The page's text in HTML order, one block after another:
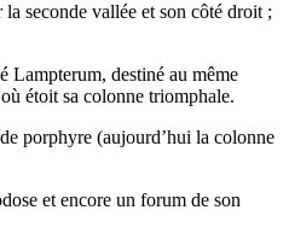
seconde vallée et son côté droit ;
Lampterum, destiné au même
étoit sa colonne triomphale.
porphyre (aujourd’hui la colonne
et encore un forum de son